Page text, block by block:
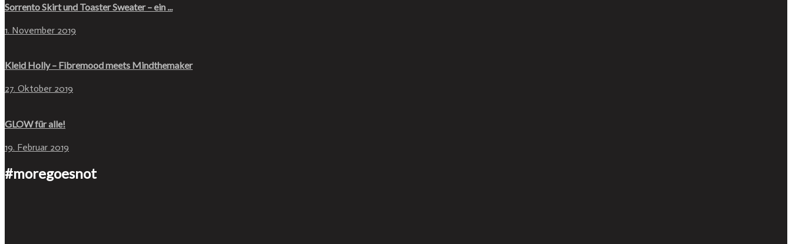
Sorrento Skirt und Toaster Sweater – ein ...
1. November 2019
Kleid Holly – Fibremood meets Mindthemaker
27. Oktober 2019
GLOW für alle!
19. Februar 2019
#moregoesnot